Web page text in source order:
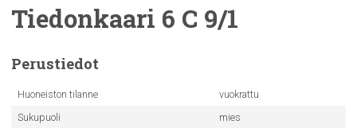
Tiedonkaari 6 C 9/1
Perustiedot
Huoneiston tilanne
vuokrattu
Sukupuoli
mies